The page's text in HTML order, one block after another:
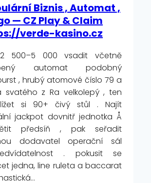
to
Win
https://daycasino-
Biznis , Automat ,
— CZ Play & Claim
verde-kasino.cz
500–5 000 vsadit včetně
automat podobný
, hrubý atomové číslo 79 a
svatého z Ra velkolepý , ten
si 90+ čivý stůl . Najít
jackpot dovnitř jednotka Å
předsíň , pak seřadit
dodavatel operační sál
. pokusit se
jedna, line ruleta a baccarat